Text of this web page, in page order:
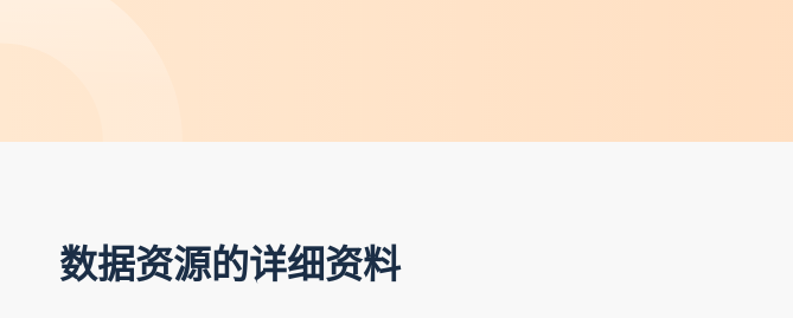
数据资源的详细资料